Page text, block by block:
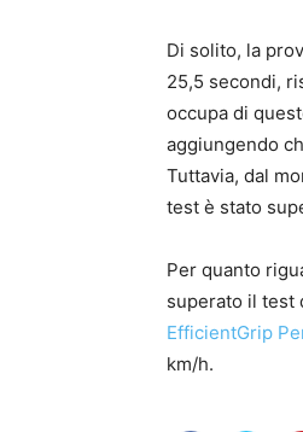
Di solito, la
25,5 secondi,
occupa di
aggiungendo
Tuttavia, dal
test è stato
Per quanto
superato il test
EfficientGrip
km/h.